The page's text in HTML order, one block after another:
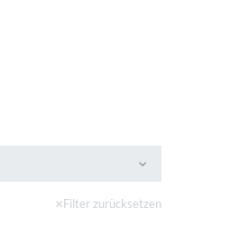
Filter zurücksetzen